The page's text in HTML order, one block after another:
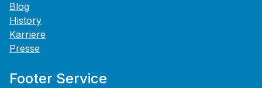
Blog
History
Karriere
Presse
Footer Service